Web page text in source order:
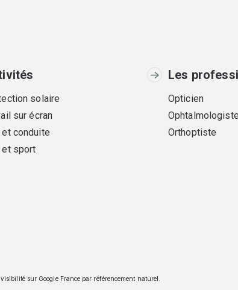
solaire
sur écran
et conduite
et sport
Les
Opticien
Ophtalmologiste
Orthoptiste
sur Google France par référencement naturel.